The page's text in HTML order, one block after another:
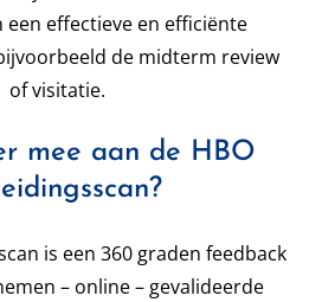
effectieve en efficiënte
de midterm review
of visitatie.
mee aan de HBO
is een 360 graden feedback
– online – gevalideerde